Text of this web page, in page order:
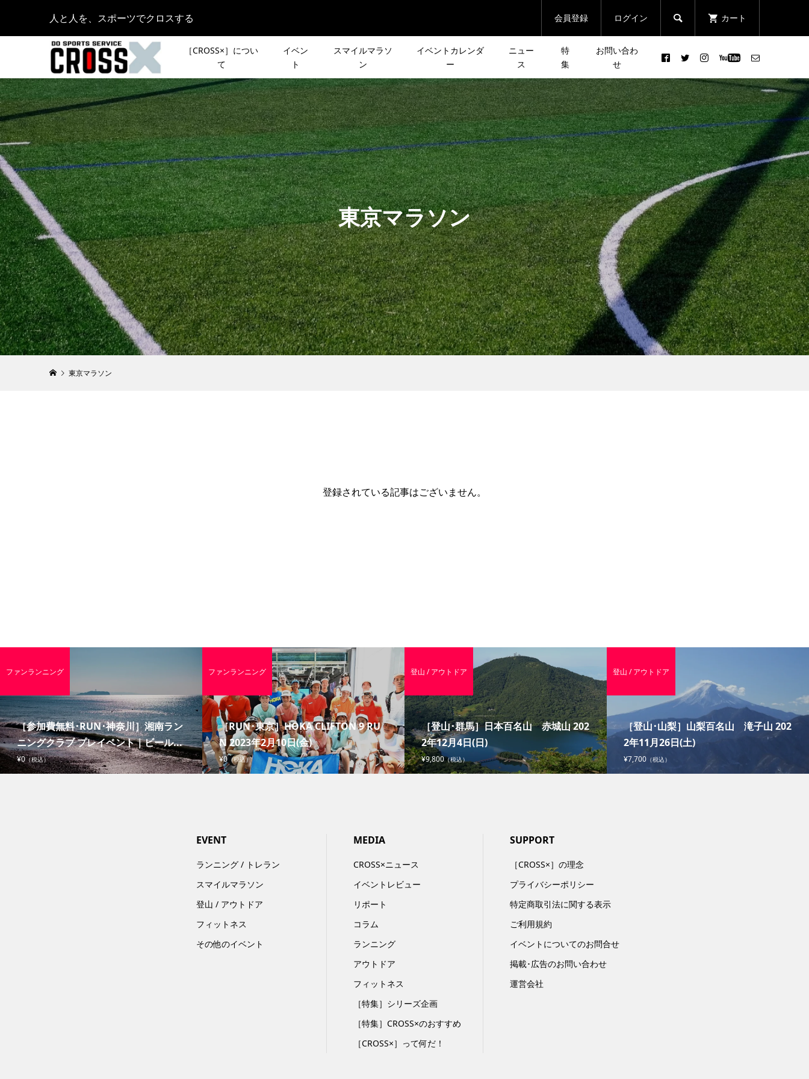
人と人を、スポーツでクロスする 会員登録 ログイン  カート
［CROSS×］につい
て
イベン
ト
スマイルマラソ
ン
イベントカレンダ
ー
ニュー
ス
特
集
お問い合わ
せ
［NEWS] 日本縦断サイクリ
ングの旅に出発したステレオ
タイフーンをジャック・ウ...
2022.04.08
［イベントレビュー］富士山
ガイドと行く「岩殿山」で登
山講習を受けてきました！
2021.07.01
［NEWS］【イベント情報】
天園Night Beer
2020.11.14.sat
2020.11.12
ニューバランスによる女性向
けのワークアウトイベント
『Lady Go.Workout Even...
2023.11.21
［プレビュー］南伊豆
3days 千畳敷ハイキングの
見どころをご紹介！
2021.07.28
［YouTube］ステレオタイフ
ーンの宇都宮ツアー下見公開
2022.01.19
制限時間1km9分以内？！初
心者ランナーからエリートラ
ンナーまで「自己ベスト」...
2025.01.20
［NEWS］6月後半のイベン
ト情報
2021.06.14
［NEWS］湘南ゴールドエナ
ジー販売7周年！黄金体験情
報！
2023.04.25
皆さんの声で行き先が決まる
登山イベント「第3回 リクエ
スト登山」
皆さんの声で行き先が決まる
登山イベント「第2回 リクエ
スト登山」
12月26日(日)［CROSS×忘年
会］で1年の締めくくり！
［新シリーズ企画］皆さんの
声で行き先が決まる登山イベ
ント「リクエスト登山」
［夏のシリーズ企画］
OUTDOOR DAY
KAMAKURA
東京マラソン
東京マラソン
登録されている記事はございません。
［参加費無料･RUN･神奈川］湘南ラン
ニングクラブ プレイベント｜ビール...
¥0（税込）
ファンランニング
［RUN･東京］HOKA CLIFTON 9 RU
N 2023年2月10日(金)
¥0（税込）
ファンランニング
［登山･群馬］日本百名山 赤城山 202
2年12月4日(日)
¥9,800（税込）
登山 / アウトドア
［登山･山梨］山梨百名山 滝子山 202
2年11月26日(土)
¥7,700（税込）
登山 / アウトドア
EVENT
ランニング / トレラン
スマイルマラソン
登山 / アウトドア
フィットネス
その他のイベント
MEDIA
CROSS×ニュース
イベントレビュー
リポート
コラム
ランニング
アウトドア
フィットネス
［特集］シリーズ企画
［特集］CROSS×のおすすめ
［CROSS×］って何だ！
SUPPORT
［CROSS×］の理念
プライバシーポリシー
特定商取引法に関する表示
ご利用規約
イベントについてのお問合せ
掲載･広告のお問い合わせ
運営会社